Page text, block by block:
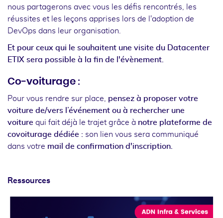
nous partagerons avec vous les défis rencontrés, les
réussites et les leçons apprises lors de l'adoption de
DevOps dans leur organisation.
Et pour ceux qui le souhaitent une visite du Datacenter
ETIX sera possible à la fin de l'évènement.
Co-voiturage :
Pour vous rendre sur place, pensez à proposer votre
voiture de/vers l’événement ou à rechercher une
voiture qui fait déjà le trajet grâce à notre plateforme de
covoiturage dédiée : son lien vous sera communiqué
dans votre mail de confirmation d'inscription.
Ressources